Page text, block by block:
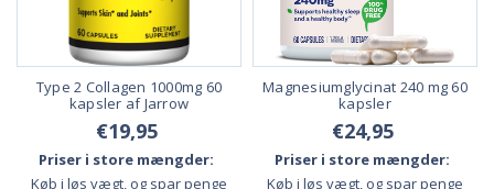
Type 2 Collagen 1000mg 60
kapsler af Jarrow
€19,95
Priser i store mængder:
Køb i løs vægt, og spar penge
Magnesiumglycinat 240 mg 60
kapsler
€24,95
Priser i store mængder:
Køb i løs vægt, og spar penge